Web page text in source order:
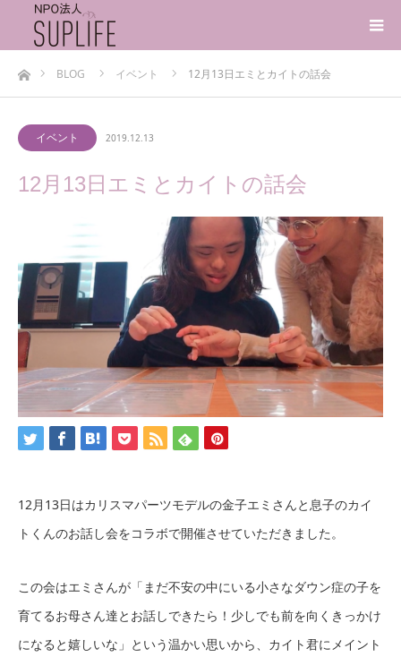
ホームBLOG イベント 12月13日エミとカイトの話会
イベント 2019.12.13
12月13日エミとカイトの話会
12月13日はカリスマパーツモデルの金子エミさんと息子のカイ
トくんのお話し会をコラボで開催させていただきました。
この会はエミさんが「まだ不安の中にいる小さなダウン症の子を
育てるお母さん達とお話しできたら！少しでも前を向くきっかけ
になると嬉しいな」という温かい思いから、カイト君にメイント